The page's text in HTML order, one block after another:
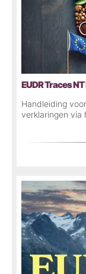
EUDR Traces
Handleiding
verklaringen via